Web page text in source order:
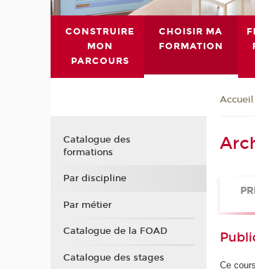
CONSTRUIRE
MON
PARCOURS
CHOISIR MA
FORMATION
Accueil
Ce
Catalogue des
formations
Par discipline
Par métier
Catalogue de la FOAD
Catalogue des stages